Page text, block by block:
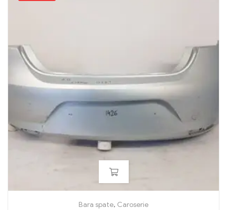
Bara spate, Caroserie